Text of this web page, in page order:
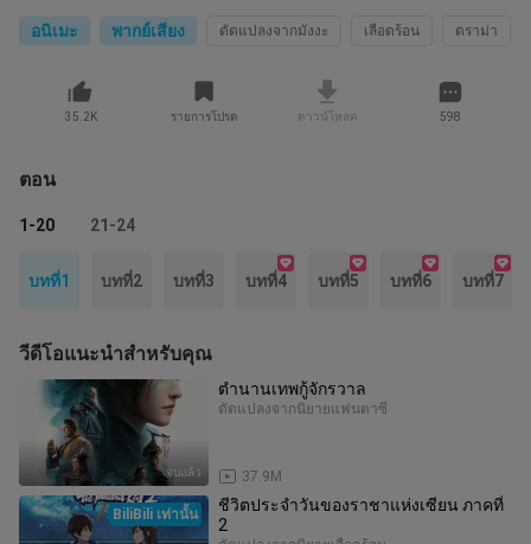
อนิเมะ พากย์เสียง ดัดแปลงจากมังงะ เลือดร้อน ดราม่า
35.2K รายการโปรด ดาวน์โหลด 598
ตอน
1-20 21-24
บทที่1 บทที่2 บทที่3 บทที่4 บทที่5 บทที่6 บทที่7
วีดีโอแนะนำสำหรับคุณ
จบแล้ว
ตำนานเทพกู้จักรวาล
ดัดแปลงจากนิยายแฟนตาซี
37.9M
BiliBili เท่านั้น
ชีวิตประจำวันของราชาแห่งเซียน ภาคที่
2